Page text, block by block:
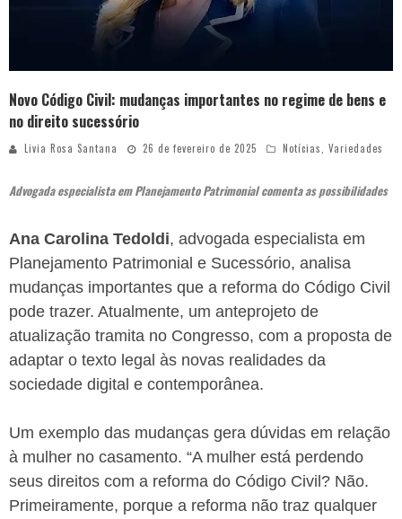
Novo Código Civil: mudanças importantes no regime de bens e
no direito sucessório
Livia Rosa Santana 26 de fevereiro de 2025 Notícias Variedades
Advogada especialista em Planejamento Patrimonial comenta as possibilidades
Ana Carolina Tedoldi, advogada especialista em
Planejamento Patrimonial e Sucessório, analisa
mudanças importantes que a reforma do Código Civil
pode trazer. Atualmente, um anteprojeto de
atualização tramita no Congresso, com a proposta de
adaptar o texto legal às novas realidades da
sociedade digital e contemporânea.
Um exemplo das mudanças gera dúvidas em relação
à mulher no casamento. “A mulher está perdendo
seus direitos com a reforma do Código Civil? Não.
Primeiramente, porque a reforma não traz qualquer